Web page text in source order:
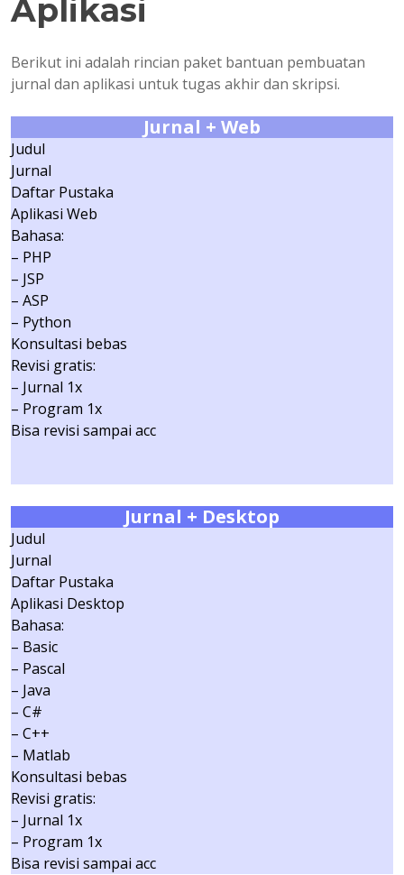
Aplikasi
Berikut ini adalah rincian paket bantuan pembuatan
jurnal dan aplikasi untuk tugas akhir dan skripsi.
Jurnal + Web
Judul
Jurnal
Daftar Pustaka
Aplikasi Web
Bahasa:
– PHP
– JSP
– ASP
– Python
Konsultasi bebas
Revisi gratis:
– Jurnal 1x
– Program 1x
Bisa revisi sampai acc
Jurnal + Desktop
Judul
Jurnal
Daftar Pustaka
Aplikasi Desktop
Bahasa:
– Basic
– Pascal
– Java
– C#
– C++
– Matlab
Konsultasi bebas
Revisi gratis:
– Jurnal 1x
– Program 1x
Bisa revisi sampai acc